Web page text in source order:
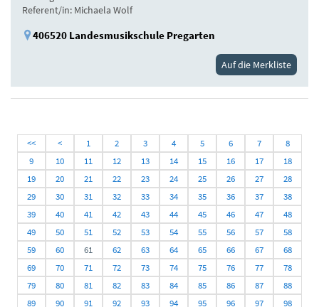
Referent/in: Michaela Wolf
406520 Landesmusikschule Pregarten
Auf die Merkliste
<< < 1 2 3 4 5 6 7
8
9
10 11 12 13 14 15 16 17
18
19
20 21 22 23 24 25 26 27
28
29
30 31 32 33 34 35 36 37
38
39
40 41 42 43 44 45 46 47
48
49
50 51 52 53 54 55 56 57
58
59
60 61 62 63 64 65 66 67
68
69
70 71 72 73 74 75 76 77
78
79
80 81 82 83 84 85 86 87
88
89
90 91 92 93 94 95 96 97
98